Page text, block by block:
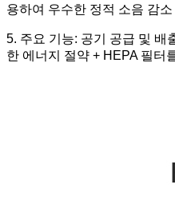
용하여 우수한 정적 소음 감
5. 주요 기능: 공기 공급 및 배
한 에너지 절약 + HEPA 필터